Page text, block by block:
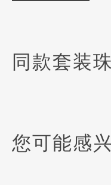
同款套装
您可能感